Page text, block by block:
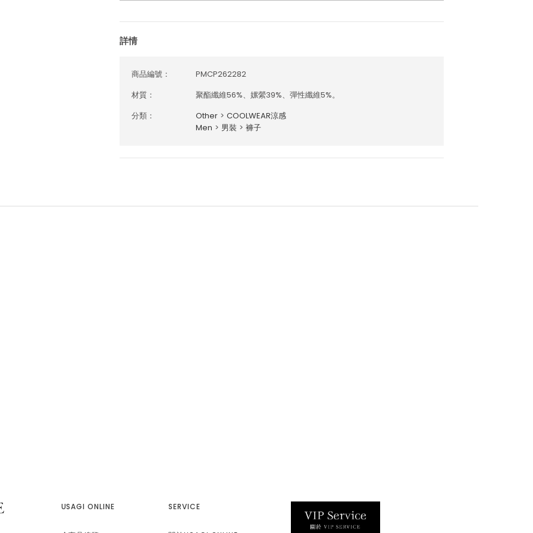
詳情
商品編號：
PMCP262282
材質：
聚酯纖維56%、嫘縈39%、彈性纖維5%。
分類：
Other > COOLWEAR涼感
Men > 男裝 > 褲子
USAGI ONLINE SERVICE